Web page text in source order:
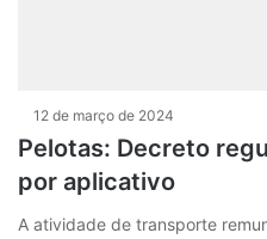
12 de março de 2024
Pelotas: Decreto
por aplicativo
A atividade de transporte